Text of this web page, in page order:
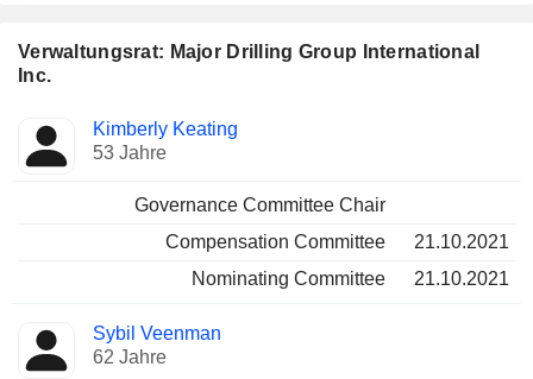
Verwaltungsrat: Major Drilling Group International
Inc.
Verwaltungsratsmitglied
Kimberly Keating
53 Jahre
Governance Committee Chair
Compensation Committee
21.10.2021
Nominating Committee
21.10.2021
Sybil Veenman
62 Jahre